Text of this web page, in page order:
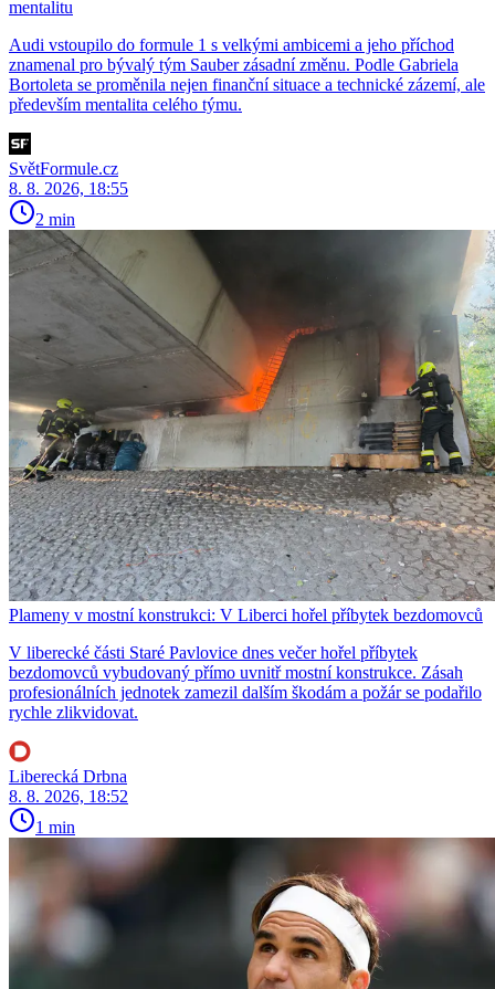
mentalitu
Audi vstoupilo do formule 1 s velkými ambicemi a jeho příchod
znamenal pro bývalý tým Sauber zásadní změnu. Podle Gabriela
Bortoleta se proměnila nejen finanční situace a technické zázemí, ale
především mentalita celého týmu.
SvětFormule.cz
8. 8. 2026, 18:55
2 min
Plameny v mostní konstrukci: V Liberci hořel příbytek bezdomovců
V liberecké části Staré Pavlovice dnes večer hořel příbytek
bezdomovců vybudovaný přímo uvnitř mostní konstrukce. Zásah
profesionálních jednotek zamezil dalším škodám a požár se podařilo
rychle zlikvidovat.
Liberecká Drbna
8. 8. 2026, 18:52
1 min